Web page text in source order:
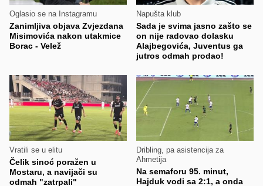
Oglasio se na Instagramu
Zanimljiva objava Zvjezdana
Misimovića nakon utakmice
Borac - Velež
Napušta klub
Sada je svima jasno zašto se
on nije radovao dolasku
Alajbegovića, Juventus ga
jutros odmah prodao!
Vratili se u elitu
Čelik sinoć poražen u
Mostaru, a navijači su
odmah "zatrpali"
Dribling, pa asistencija za
Ahmetija
Na semaforu 95. minut,
Hajduk vodi sa 2:1, a onda